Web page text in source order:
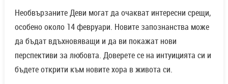
Необвързаните Деви могат да очакват интересни срещи,
особено около 14 февруари. Новите запознанства може
да бъдат вдъхновяващи и да ви покажат нови
перспективи за любовта. Доверете се на интуицията си и
бъдете открити към новите хора в живота си.